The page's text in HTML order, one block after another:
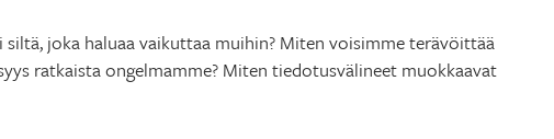
joka haluaa vaikuttaa muihin? Miten voisimme terävöittää
ratkaista ongelmamme? Miten tiedotusvälineet muokkaavat